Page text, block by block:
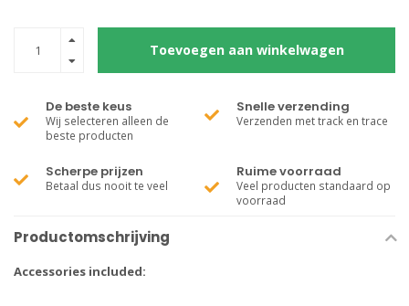
Toevoegen aan winkelwagen
De beste keus
Wij selecteren alleen de
beste producten
Snelle verzending
Verzenden met track en trace
Scherpe prijzen
Betaal dus nooit te veel
Ruime voorraad
Veel producten standaard op
voorraad
Productomschrijving
Accessories included: